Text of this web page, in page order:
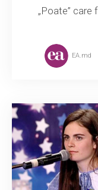
„Poate” care
EA.md